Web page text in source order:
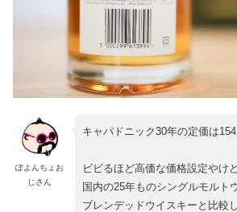
ぽよんちょお
じさん
キャパドニック30年の定価は
ビビるほど高価な価格設定やけ
国内の25年ものシングルモルト
ブレンデッドウイスキーと比較